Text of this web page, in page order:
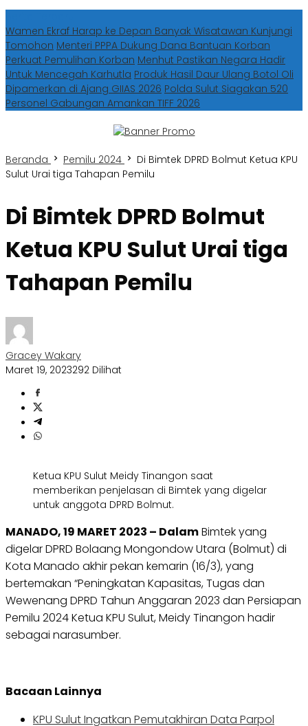
Wamen Ekraf Harap ke Depan Banyak Wisatawan Kunjungi
Tomohon Menteri PPPA Dukung Dana Bantuan Korban
Perkuat Pemulihan Korban Menhut Pastikan Negara Hadir
Untuk Mencegah Karhutla Produk Hasil Daur Ulang Botol Oli
Dipamerkan di Ajang GIIAS 2026 Polda Sulut Siagakan 520
Personel Gabungan Amankan TIFF 2026
Beranda Pemilu 2024
Di Bimtek DPRD Bolmut Ketua KPU
Sulut Urai tiga Tahapan Pemilu
Di Bimtek DPRD Bolmut
Ketua KPU Sulut Urai tiga
Tahapan Pemilu
Gracey Wakary
Maret 19, 2023292 Dilihat
Ketua KPU Sulut Meidy Tinangon saat
memberikan penjelasan di Bimtek yang digelar
untuk anggota DPRD Bolmut.
MANADO, 19 MARET 2023 – DalamBimtek yang
digelar DPRD Bolaang Mongondow Utara (Bolmut) di
Kota Manado akhir pekan kemarin (16/3), yang
bertemakan “Peningkatan Kapasitas, Tugas dan
Wewenang DPRD Tahun Anggaran 2023 dan Persiapan
Pemilu 2024 Ketua KPU Sulut, Meidy Tinangon hadir
sebagai narasumber.
Bacaan Lainnya
KPU Sulut Ingatkan Pemutakhiran Data Parpol